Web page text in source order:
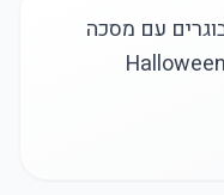
עם מסכה
ובגד גוף מפחידים, מושלמת ל-Halloween